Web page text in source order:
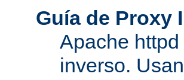
Guía de Proxy
Apache
inverso.